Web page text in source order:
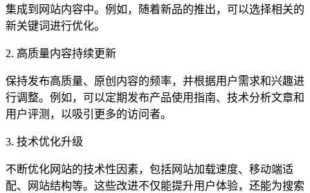
集成到网站内容中。例如，随着新品的推出，可以选择相关的
新关键词进行优化。
2. 高质量内容持续更新
保持发布高质量、原创内容的频率，并根据用户需求和兴趣进
行调整。例如，可以定期发布产品使用指南、技术分析文章和
用户评测，以吸引更多的访问者。
3. 技术优化升级
不断优化网站的技术性因素，包括网站加载速度、移动端适
配、网站结构等。这些改进不仅能提升用户体验，还能为搜索